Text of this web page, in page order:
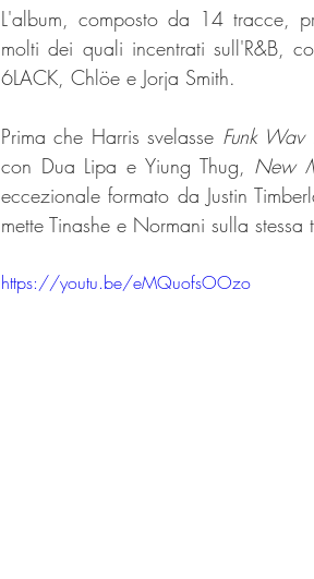
L'album, composto da 14 tracce,
molti dei quali incentrati sull'R&B,
6LACK, Chlöe e Jorja Smith.
Prima che Harris svelasse Funk Wav
con Dua Lipa e Yiung Thug, New
eccezionale formato da Justin
mette Tinashe e Normani sulla
https://youtu.be/eMQuofsOOzo